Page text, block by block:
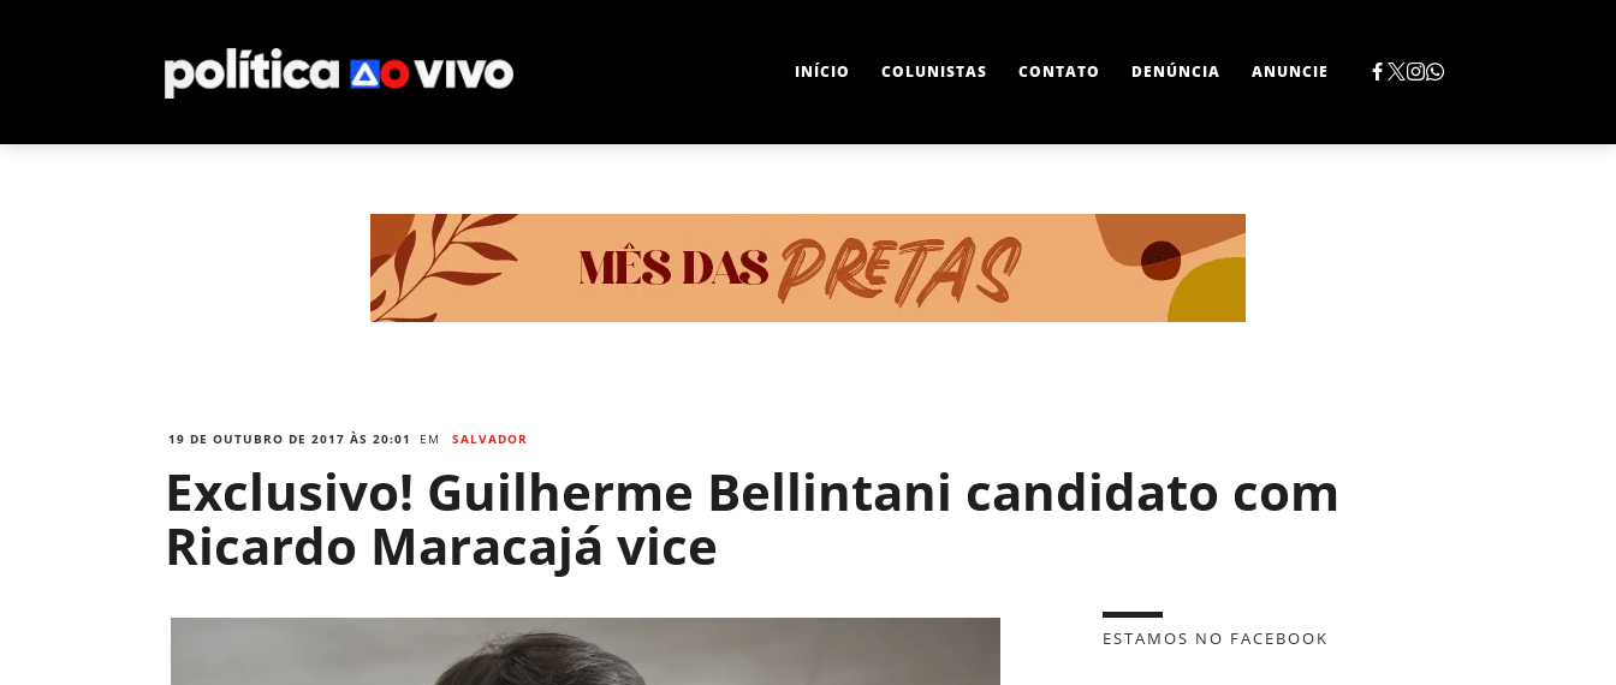
INÍCIO COLUNISTAS CONTATO DENÚNCIA ANUNCIE
19 DE OUTUBRO DE 2017 ÀS 20:01 EM SALVADOR
Exclusivo! Guilherme Bellintani candidato com
Ricardo Maracajá vice
ESTAMOS NO FACEBOOK